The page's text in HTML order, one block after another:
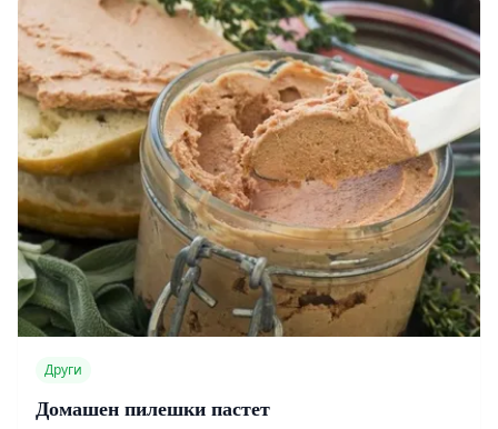
Други
Домашен пилешки пастет